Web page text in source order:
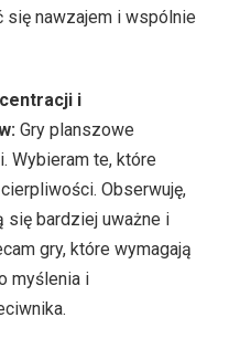
nawzajem i wspólnie
i
Gry planszowe
Wybieram te, które
Obserwuję,
się bardziej uważne i
gry, które wymagają
myślenia i